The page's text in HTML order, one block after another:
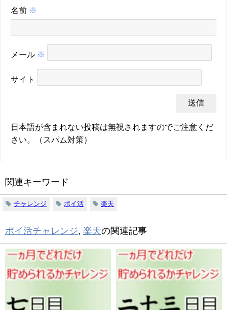
名前 ※
メール ※
サイト
日本語が含まれない投稿は無視されますのでご注意くだ
さい。（スパム対策）
関連キーワード
チャレンジ ポイ活 楽天
ポイ活チャレンジ, 楽天の関連記事